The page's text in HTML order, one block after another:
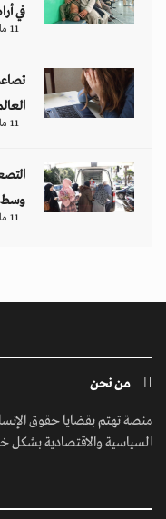
في
11 مارس 2026 - 11:19
11 مارس 2026 - 13:44
وسط
11 مارس 2026 - 10:26
من نحن
منصة تهتم بقضايا حقوق
السياسية والاقتصادية بشكل